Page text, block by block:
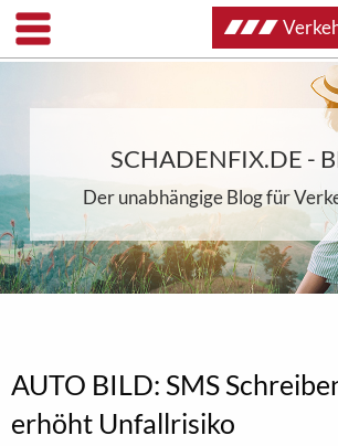
SCHADENFIX.DE -
Der unabhängige Blog für
AUTO BILD: SMS
erhöht Unfallrisiko